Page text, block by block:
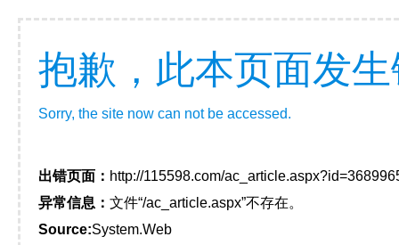
抱歉，此本页面发
Sorry, the site now can not be accessed.
出错页面： http://115598.com/
异常信息： 文件“/ac_article.aspx”不存在。
Source:System.Web